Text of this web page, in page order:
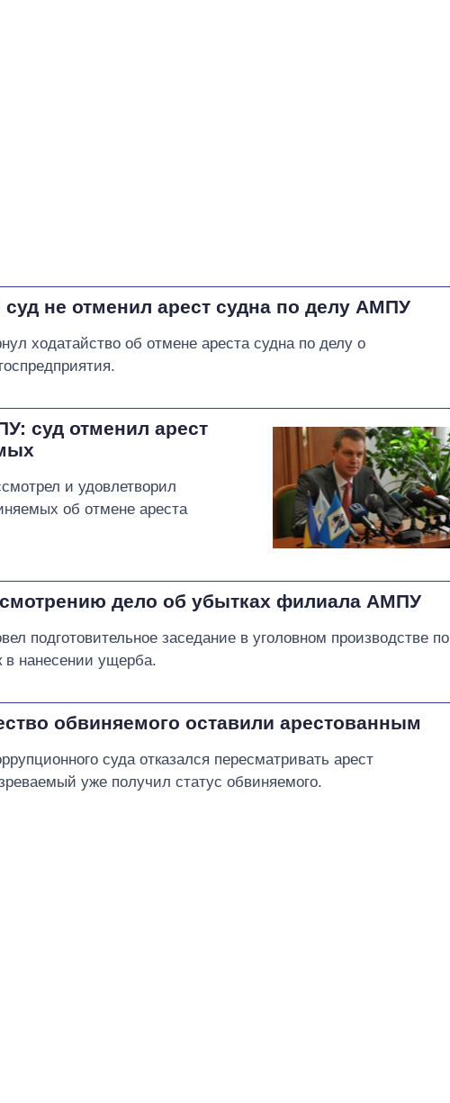
не отменил арест судна по делу АМПУ
ходатайство об отмене ареста судна по делу о
суд отменил арест
и удовлетворил
об отмене ареста
дело об убытках филиала АМПУ
подготовительное заседание в уголовном производстве по
в нанесении ущерба.
обвиняемого оставили арестованным
суда отказался пересматривать арест
уже получил статус обвиняемого.
года